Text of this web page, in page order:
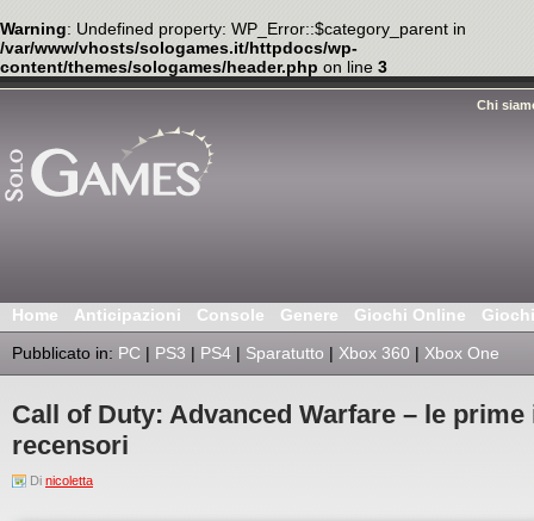
Warning: Undefined property: WP_Error::$category_parent in
/var/www/vhosts/sologames.it/httpdocs/wp-
content/themes/sologames/header.php on line 3
Chi
Home Anticipazioni Console Genere Giochi Online
Pubblicato in: PC | PS3 | PS4 | Sparatutto | Xbox 360 | Xbox One
Call of Duty: Advanced Warfare – le
recensori
Di nicoletta